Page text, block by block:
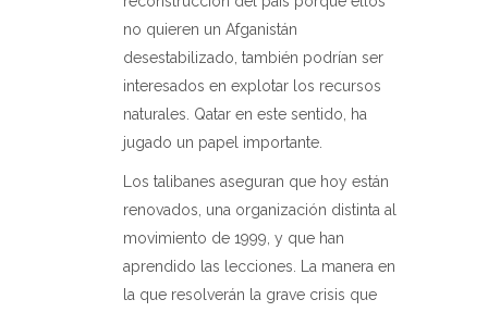
no quieren un Afganistán
desestabilizado, también podrían ser
interesados en explotar los recursos
naturales. Qatar en este sentido, ha
jugado un papel importante.
Los talibanes aseguran que hoy están
renovados, una organización distinta al
movimiento de 1999, y que han
aprendido las lecciones. La manera en
la que resolverán la grave crisis que